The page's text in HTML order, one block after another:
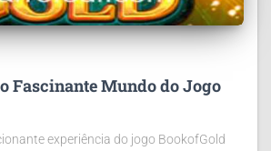
Fascinante Mundo do Jogo
experiência do jogo BookofGold